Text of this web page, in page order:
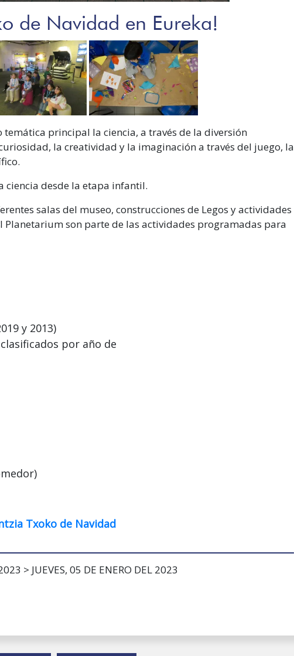
de Navidad en Eureka!
principal la ciencia, a través de la diversión
la creatividad y la imaginación a través del juego, la
desde la etapa infantil.
salas del museo, construcciones de Legos y actividades
Planetarium son parte de las actividades programadas para
y 2013)
por año de
Txoko de Navidad
> JUEVES, 05 DE ENERO DEL 2023